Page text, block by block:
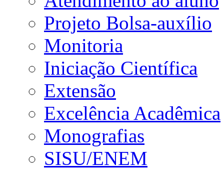
Projeto Bolsa-auxílio
Monitoria
Iniciação Científica
Extensão
Excelência Acadêmica
Monografias
SISU/ENEM